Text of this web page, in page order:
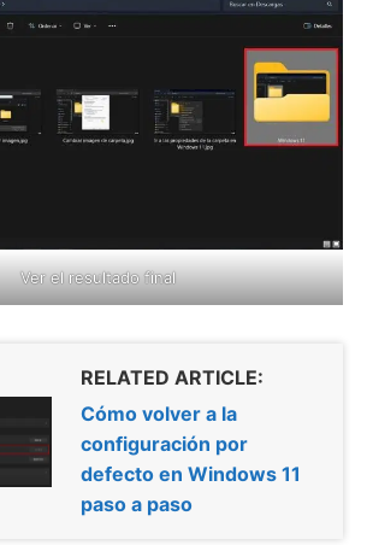
Ver el resultado final
RELATED ARTICLE:
Cómo volver a la
configuración por
defecto en Windows 11
paso a paso